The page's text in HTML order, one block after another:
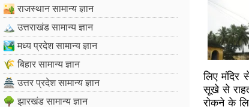
🏜️ राजस्थान सामान्य ज्ञान
🏔️ उत्तराखंड सामान्य ज्ञान
🏞️ मध्य प्रदेश सामान्य ज्ञान
🌾 बिहार सामान्य ज्ञान
🏯 उत्तर प्रदेश सामान्य ज्ञान
🌳 झारखंड सामान्य ज्ञान
लिए मंदिर
सूखे से
रोकने के